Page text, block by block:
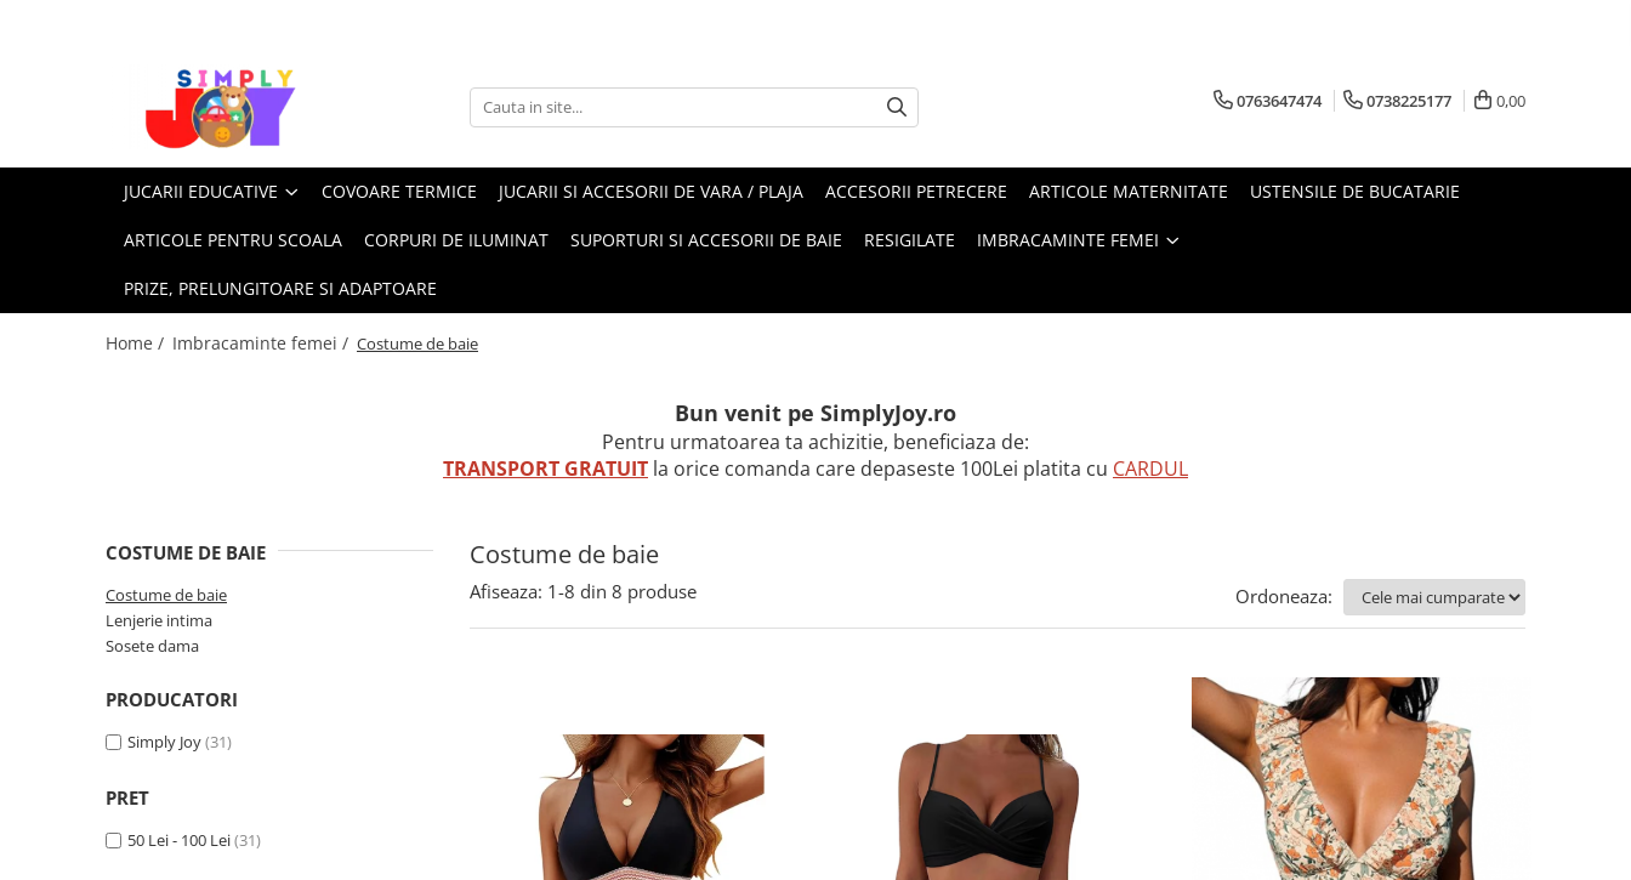
Jucarii bebelusi
Frumusete, bijuterii, accesorii
Stickere, Abtibilduri, Autocolante
Imbracaminte femei
Costume de baie
Lenjerie intima
Sosete dama
0763647474 0738225177 0,00
JUCARII EDUCATIVE COVOARE TERMICE JUCARII SI ACCESORII DE VARA / PLAJA ACCESORII PETRECERE ARTICOLE MATERNITATE USTENSILE DE BUCATARIE
ARTICOLE PENTRU SCOALA CORPURI DE ILUMINAT SUPORTURI SI ACCESORII DE BAIE RESIGILATE IMBRACAMINTE FEMEI
PRIZE, PRELUNGITOARE SI ADAPTOARE
Home / Imbracaminte femei / Costume de baie
Bun venit pe SimplyJoy.ro
Pentru urmatoarea ta achizitie, beneficiaza de:
TRANSPORT GRATUIT la orice comanda care depaseste 100Lei platita cu CARDUL
Costume de baie
COSTUME DE BAIE
Costume de baie
Lenjerie intima
Sosete dama
PRODUCATORI
Simply Joy(31)
PRET
50 Lei - 100 Lei(31)
Afiseaza: 1-8 din 8 produse Ordoneaza: